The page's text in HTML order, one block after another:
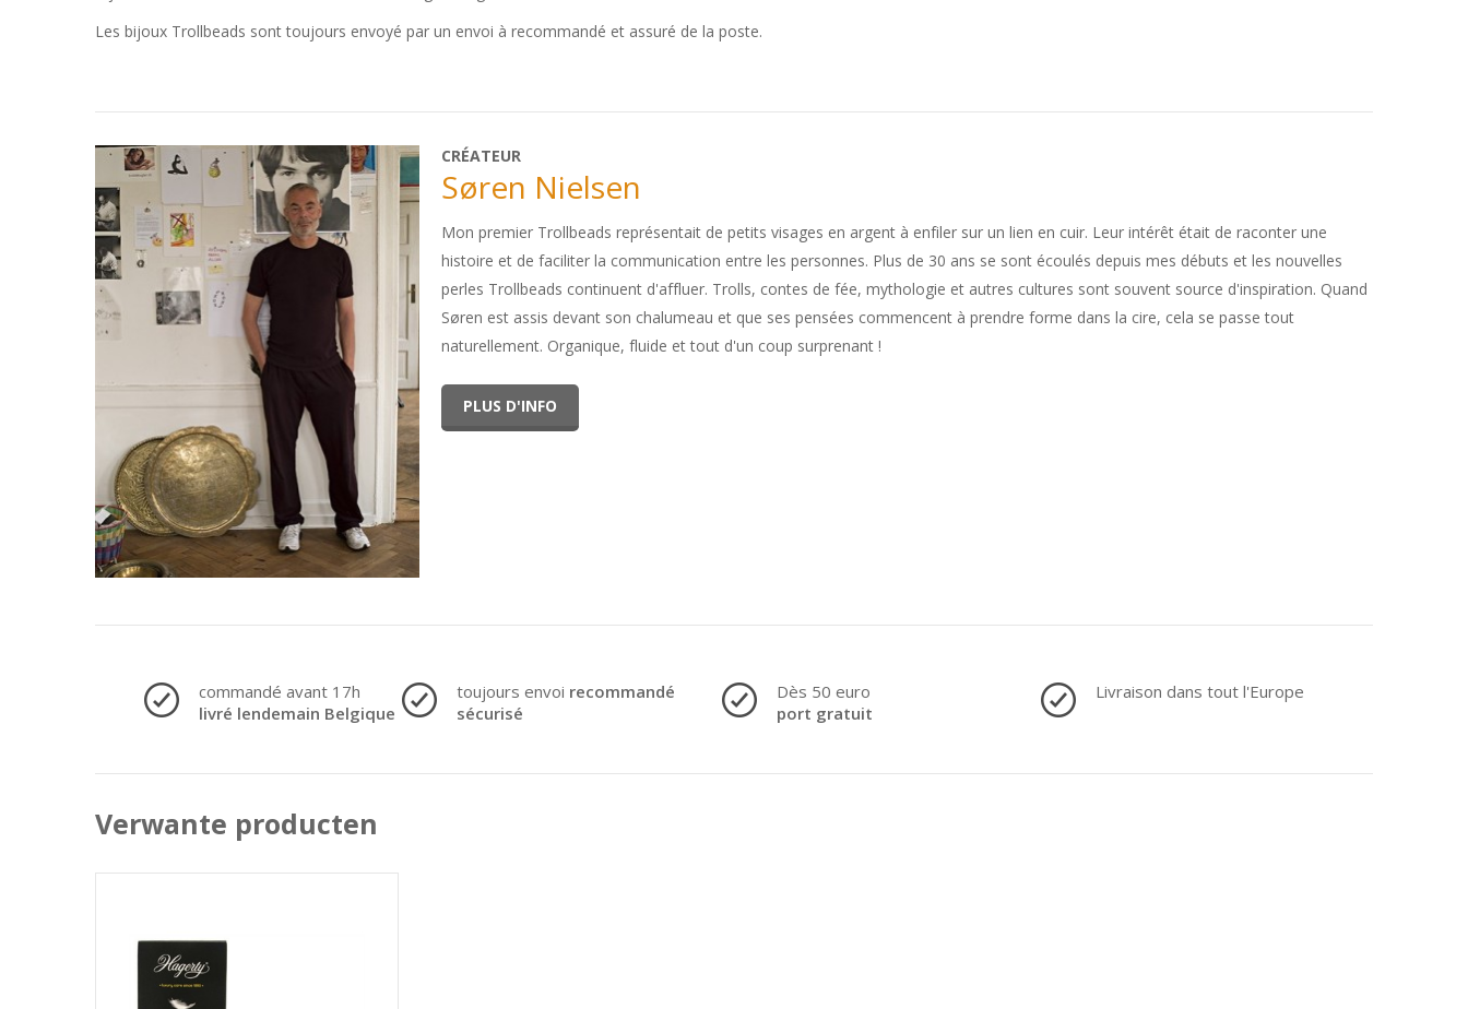
Les bijoux Trollbeads sont toujours envoyé par un envoi à recommandé et assuré de la poste.
CRÉATEUR
Søren Nielsen
Mon premier Trollbeads représentait de petits visages en argent à enfiler sur un lien en cuir. Leur intérêt était de raconter une
histoire et de faciliter la communication entre les personnes. Plus de 30 ans se sont écoulés depuis mes débuts et les nouvelles
perles Trollbeads continuent d'affluer. Trolls, contes de fée, mythologie et autres cultures sont souvent source d'inspiration. Quand
Søren est assis devant son chalumeau et que ses pensées commencent à prendre forme dans la cire, cela se passe tout
naturellement. Organique, fluide et tout d'un coup surprenant !
PLUS D'INFO
commandé avant 17h
livré lendemain Belgique
toujours envoi recommandé
sécurisé
Dès 50 euro
port gratuit
Livraison dans tout l'Europe
Verwante producten